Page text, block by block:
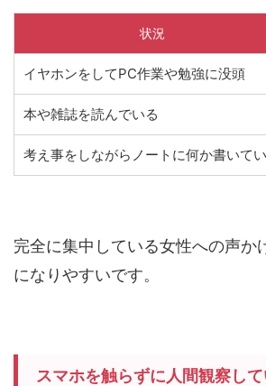
状況
イヤホンをしてPC作業や勉強に没頭
本や雑誌を読んでいる
考え事をしながらノートに何か書いて
完全に集中している女性への声か
になりやすいです。
スマホを触らずに人間観察し